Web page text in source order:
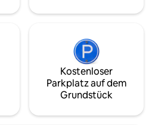
genießen
Kostenloser
Parkplatz auf dem
Grundstück